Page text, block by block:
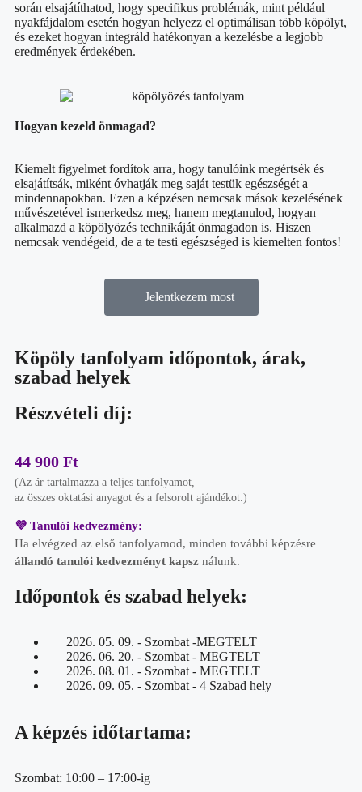
során elsajátíthatod, hogy specifikus problémák, mint például
nyakfájdalom esetén hogyan helyezz el optimálisan több köpölyt,
és ezeket hogyan integráld hatékonyan a kezelésbe a legjobb
eredmények érdekében.
Hogyan kezeld önmagad?
Kiemelt figyelmet fordítok arra, hogy tanulóink megértsék és
elsajátítsák, miként óvhatják meg saját testük egészségét a
mindennapokban. Ezen a képzésen nemcsak mások kezelésének
művészetével ismerkedsz meg, hanem megtanulod, hogyan
alkalmazd a köpölyözés technikáját önmagadon is. Hiszen
nemcsak vendégeid, de a te testi egészséged is kiemelten fontos!
Jelentkezem most
Köpöly tanfolyam időpontok, árak,
szabad helyek
Részvételi díj:
44 900 Ft
(Az ár tartalmazza a teljes tanfolyamot,
az összes oktatási anyagot és a felsorolt ajándékot.)
💜 Tanulói kedvezmény:
Ha elvégzed az első tanfolyamod, minden további képzésre
állandó tanulói kedvezményt kapsz nálunk.
Időpontok és szabad helyek:
2026. 05. 09. - Szombat -MEGTELT
2026. 06. 20. - Szombat - MEGTELT
2026. 08. 01. - Szombat - MEGTELT
2026. 09. 05. - Szombat - 4 Szabad hely
A képzés időtartama:
Szombat: 10:00 – 17:00-ig